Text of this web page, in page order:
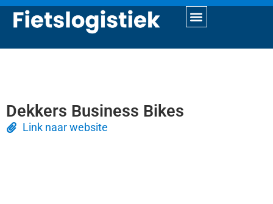
Dekkers Business Bikes
Link naar website